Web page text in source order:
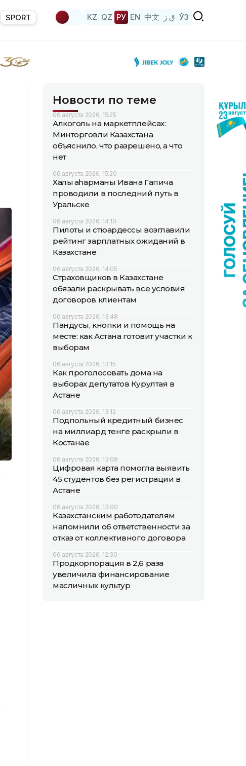
SPORT KZ QZ РУ EN 中文 ق ز ЎЗ
Новости по теме
06 августа 2026, 15:25
Алкоголь на маркетплейсах:
Минторговли Казахстана
объяснило, что разрешено, а что
нет
06 августа 2026, 15:20
Халық қаһарманы Ивана Гапича
проводили в последний путь в
Уральске
06 августа 2026, 14:10
Пилоты и стюардессы возглавили
рейтинг зарплатных ожиданий в
Казахстане
06 августа 2026, 14:05
Страховщиков в Казахстане
обязали раскрывать все условия
договоров клиентам
06 августа 2026, 13:48
Пандусы, кнопки и помощь на
месте: как Астана готовит участки к
выборам
06 августа 2026, 13:15
Как проголосовать дома на
выборах депутатов Курултая в
Астане
06 августа 2026, 13:12
Подпольный кредитный бизнес
на миллиард тенге раскрыли в
Костанае
06 августа 2026, 13:08
Цифровая карта помогла выявить
45 студентов без регистрации в
Астане
06 августа 2026, 13:00
Казахстанским работодателям
напомнили об ответственности за
отказ от коллективного договора
06 августа 2026, 12:30
Продкорпорация в 2,6 раза
увеличила финансирование
масличных культур